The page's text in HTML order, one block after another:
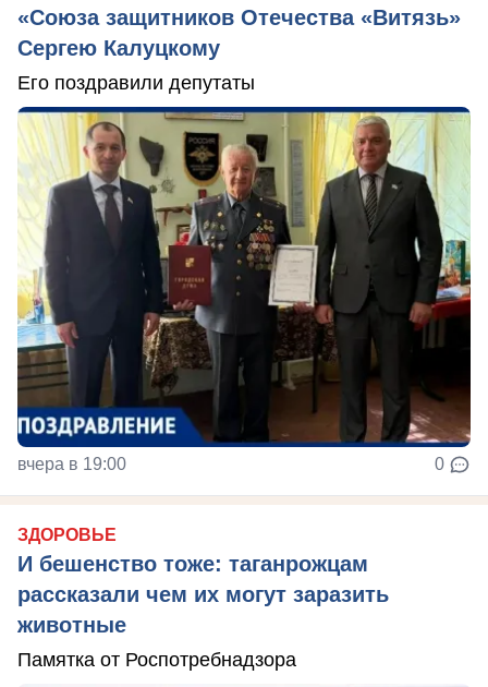
«Союза защитников Отечества «Витязь»
Сергею Калуцкому
Его поздравили депутаты
вчера в 19:00 0
ЗДОРОВЬЕ
И бешенство тоже: таганрожцам
рассказали чем их могут заразить
животные
Памятка от Роспотребнадзора